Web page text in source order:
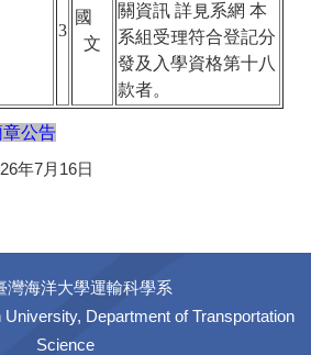
關資訊 詳見系網 本
系組受理符合登記分
發及入學資格第十八
款者。
3
國
文
公告
年7月16日
灣海洋大學運輸科學系
University, Department of Transportation
Science